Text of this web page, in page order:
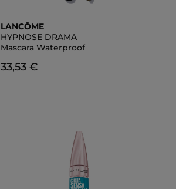
LANCÔME
HYPNOSE DRAMA
Mascara Waterproof
33,53 €